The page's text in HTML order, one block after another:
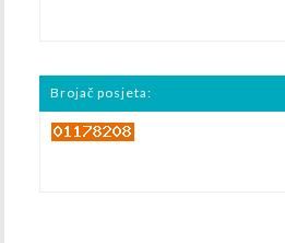
Brojač posjeta: